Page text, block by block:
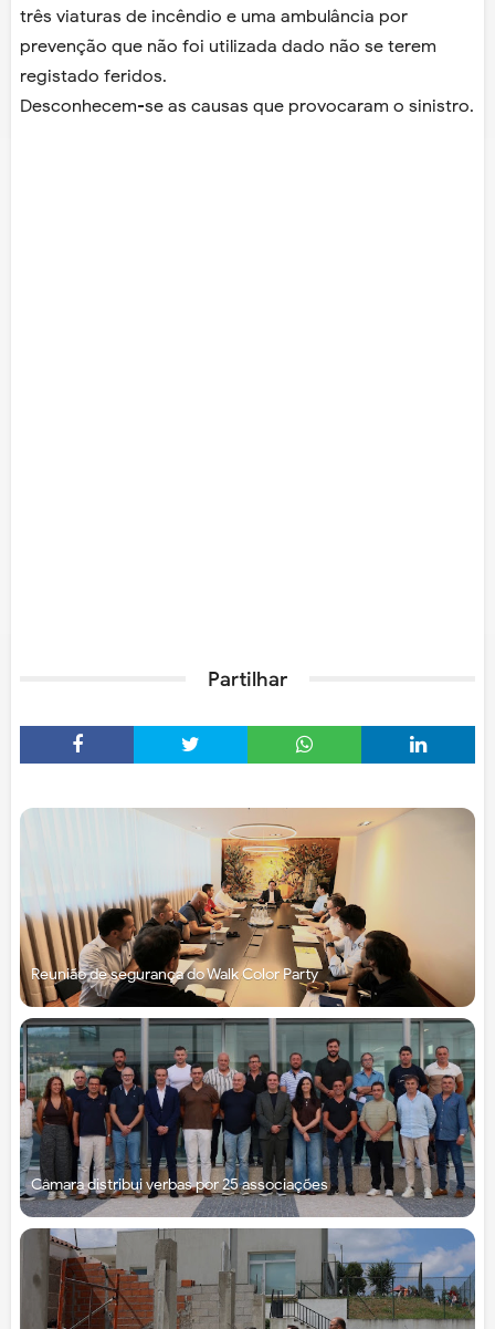
três viaturas de incêndio e uma ambulância por
prevenção que não foi utilizada dado não se terem
registado feridos.
Desconhecem-se as causas que provocaram o sinistro.
Partilhar
Reunião de segurança do Walk Color Party
Câmara distribui verbas por 25 associações